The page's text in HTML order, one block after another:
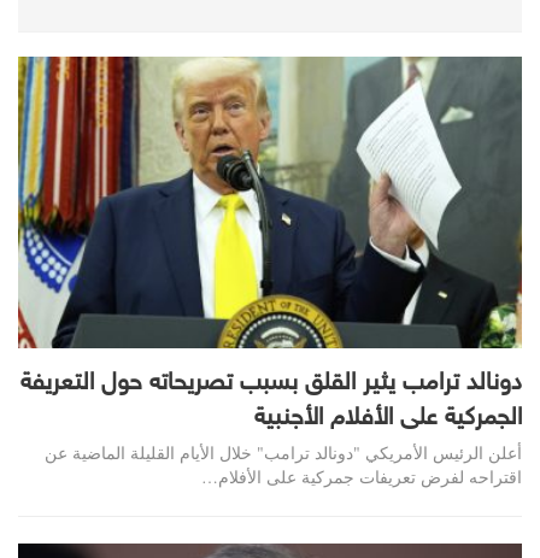
دونالد ترامب يثير القلق بسبب تصريحاته حول التعريفة
الجمركية على الأفلام الأجنبية
أعلن الرئيس الأمريكي "دونالد ترامب" خلال الأيام القليلة الماضية عن
اقتراحه لفرض تعريفات جمركية على الأفلام…